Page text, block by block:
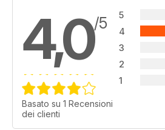
4,0/5
Basato su 1 Recensioni
dei clienti
5
4
3
2
1